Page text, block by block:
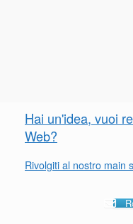
Hai un'idea, vuoi
Web?
Rivolgiti al nostro main